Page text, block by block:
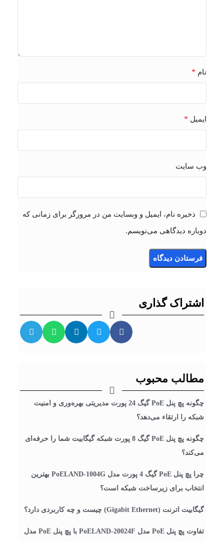
نام *
ایمیل *
وب‌ سایت
ذخیره نام، ایمیل و وبسایت من در مرورگر برای زمانی که
دوباره دیدگاهی می‌نویسم.
اشتراک گذاری
مطالب محبوب
چگونه پچ پنل PoE گیگ 24 پورت مدیریتی بهره‌وری و امنیت
شبکه را ارتقاء می‌دهد؟
چگونه پچ پنل PoE گیگ 8 پورت شبکه گیگابیت شما را حرفه‌ای
می‌کند؟
چرا پچ پنل PoE گیگ 4 پورت مدل PoELAND-1004G بهترین
انتخاب برای زیرساخت شبکه است؟
گیگابیت اترنت (Gigabit Ethernet) چیست و چه کاربردی دارد؟
تفاوت پچ پنل PoE مدل PoELAND-20024F با پچ پنل PoE مدل